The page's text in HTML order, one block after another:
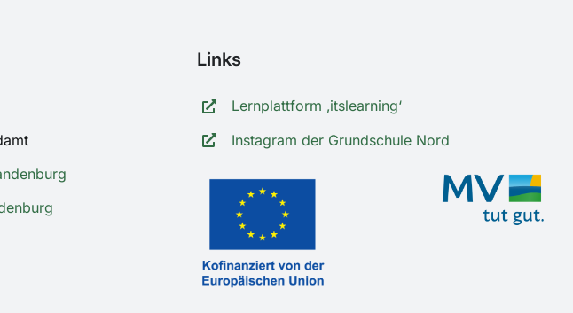
Links
Lernplattform ‚itslearning‘
Instagram der Grundschule Nord